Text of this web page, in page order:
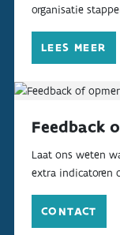
organisatie
LEES MEER
Feedback
Laat ons weten
extra indicatoren
CONTACT